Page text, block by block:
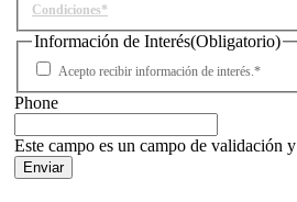
Condiciones*
Información de Interés(Obligatorio)
Acepto recibir información de interés.*
Phone
Este campo es un campo de validación